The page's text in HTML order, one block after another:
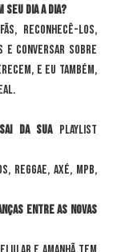
dia a dia?
reconhecê-los,
e conversar sobre
e eu também,
da sua playlist
reggae, axé, MPB,
entre as novas